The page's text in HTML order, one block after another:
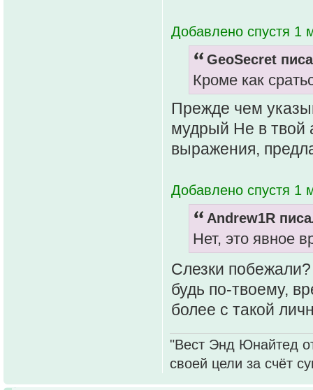
Добавлено спустя 1
GeoSecret
Кроме как
Прежде чем
мудрый Не в твой
выражения,
Добавлено спустя 1
Andrew1R
Нет, это явное
Слезки
будь по-твоему,
более с такой
"Вест Энд Юнайтед
своей цели за счёт